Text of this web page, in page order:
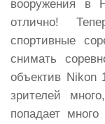
вооружения в
отлично!
спортивные
снимать
объектив Nikon
зрителей
попадает